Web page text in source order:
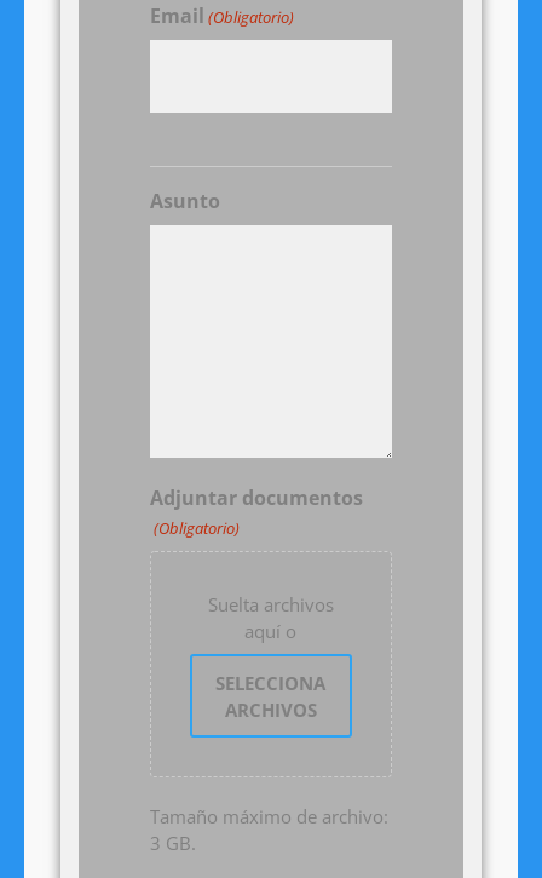
Email (Obligatorio)
Asunto
Adjuntar documentos
(Obligatorio)
Suelta archivos
aquí o
SELECCIONA
ARCHIVOS
Tamaño máximo de archivo:
3 GB.